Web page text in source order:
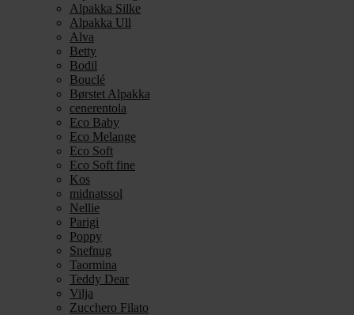
Alpakka Silke
Alpakka Ull
Alva
Betty
Bodil
Bouclé
Børstet Alpakka
cenerentola
Eco Baby
Eco Melange
Eco Soft
Eco Soft fine
Kos
midnatssol
Nellie
Parigi
Poppy
Snefnug
Taormina
Teddy Dear
Vilja
Zucchero Filato